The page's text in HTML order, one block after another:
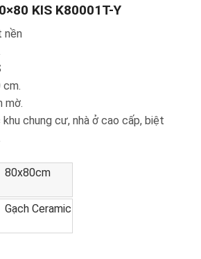
KIS K80001T-Y
nền
cm.
mờ.
chung cư, nhà ở cao cấp, biệt
80x80cm
Gạch Ceramic